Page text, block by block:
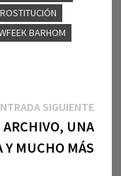
BARHOM
SIGUIENTE
ARCHIVO, UNA
Y MUCHO MÁS